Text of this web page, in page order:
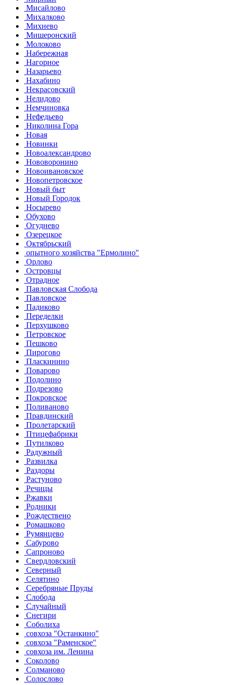
Мисайлово
Михалково
Михнево
Мишеронский
Молоково
Набережная
Нагорное
Назарьево
Нахабино
Некрасовский
Нелидово
Немчиновка
Нефедьево
Николина Гора
Новая
Новинки
Новоалександрово
Нововоронино
Новоивановское
Новопетровское
Новый быт
Новый Городок
Носырево
Обухово
Огуднево
Озерецкое
Октябрьский
опытного хозяйства "Ермолино"
Орлово
Островцы
Отрадное
Павловская Слобода
Павловское
Падиково
Переделки
Перхушково
Петровское
Пешково
Пирогово
Пласкинино
Поварово
Подолино
Подрезово
Покровское
Поливаново
Правдинский
Пролетарский
Птицефабрики
Путилково
Радужный
Развилка
Раздоры
Растуново
Речицы
Ржавки
Родники
Рождествено
Ромашково
Румянцево
Сабурово
Сапроново
Свердловский
Северный
Селятино
Серебряные Пруды
Слобода
Случайный
Снегири
Соболиха
совхоза "Останкино"
совхоза "Раменское"
совхоза им. Ленина
Соколово
Солманово
Солослово